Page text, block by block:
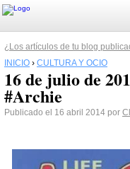
¿Los artículos de tu blog
INICIO › CULTURA Y OCIO
16 de julio de
#Archie
Publicado el 16 abril 2014 por